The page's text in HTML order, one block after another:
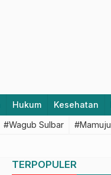
Hukum Kesehatan
#Wagub Sulbar #Mamuju
TERPOPULER